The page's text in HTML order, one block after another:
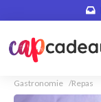
Gastronomie Repas